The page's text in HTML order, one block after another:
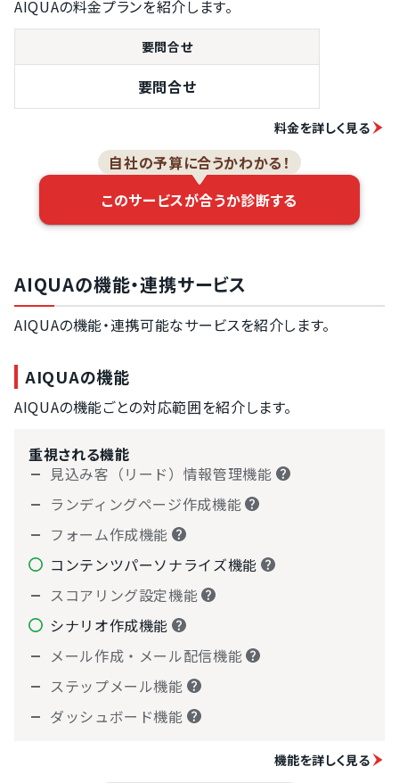
AIQUAの料金プランを紹介します。
要問合せ
要問合せ
料金を詳しく見る
自社の予算に合うかわかる！
このサービスが合うか診断する
AIQUAの機能・連携サービス
AIQUAの機能・連携可能なサービスを紹介します。
AIQUAの機能
AIQUAの機能ごとの対応範囲を紹介します。
重視される機能
見込み客（リード）情報管理機能
ランディングページ作成機能
フォーム作成機能
コンテンツパーソナライズ機能
スコアリング設定機能
シナリオ作成機能
メール作成・メール配信機能
ステップメール機能
ダッシュボード機能
機能を詳しく見る